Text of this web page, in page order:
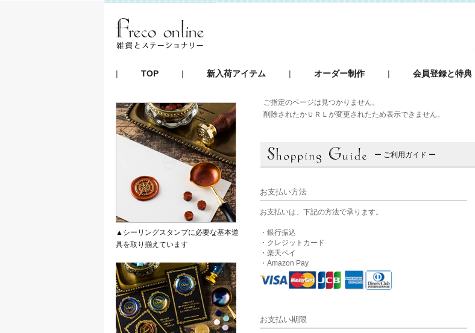
TOP 新入荷アイテム オーダー制作 会員登録と特典
ご指定のページは見つかりません。
削除されたかＵＲＬが変更されたため表示できません。
ー ご利用ガイド ー
お支払い方法
お支払いは、下記の方法で承ります。
・銀行振込
・クレジットカード
・楽天ペイ
・Amazon Pay
お支払い期限
▲シーリングスタンプに必要な基本道
具を取り揃えています